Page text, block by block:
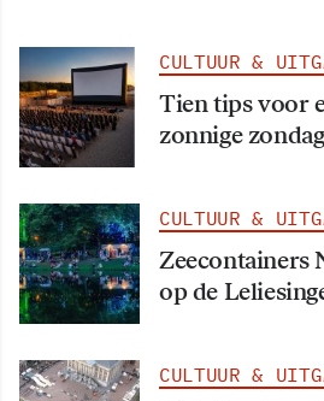
CULTUUR &
Tien tips voor
zonnige
CULTUUR &
Zeecontainers
op de
CULTUUR &